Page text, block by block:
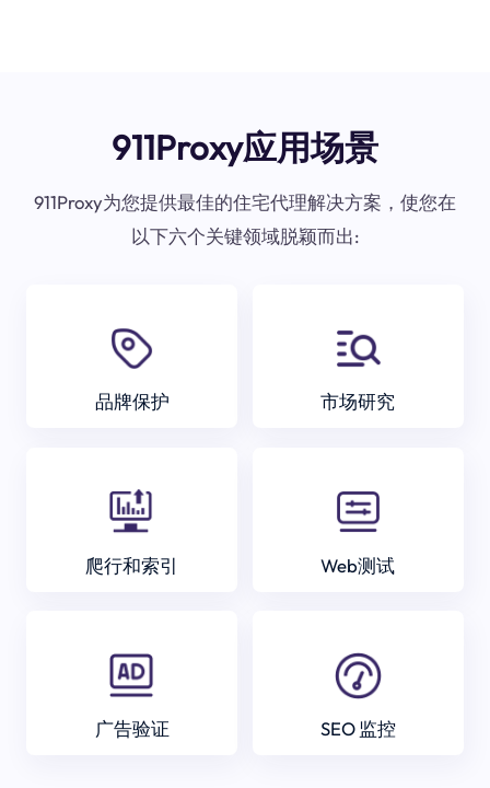
911Proxy应用场景
911Proxy为您提供最佳的住宅代理解决方案，使您在
以下六个关键领域脱颖而出:
品牌保护 市场研究
爬行和索引 Web测试
广告验证 SEO 监控